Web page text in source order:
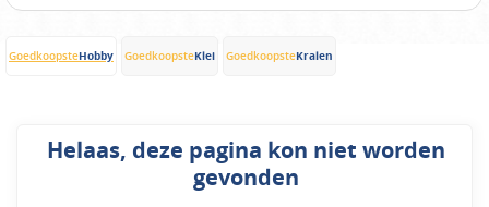
GoedkoopsteHobby GoedkoopsteKlei GoedkoopsteKralen
Helaas, deze pagina kon niet worden
gevonden